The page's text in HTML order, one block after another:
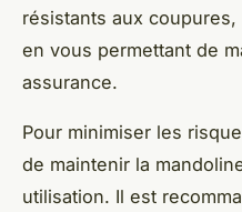
résistants aux
en vous permettant de
assurance.
Pour minimiser les
de maintenir la
utilisation. Il est